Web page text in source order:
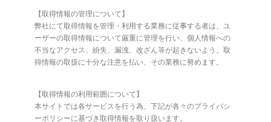
【取得情報の管理について】
弊社にて取得情報を管理・利用する業務に従事する者は、ユ
ーザーの取得情報について厳重に管理を行い、個人情報への
不当なアクセス、紛失、漏洩、改ざん等が起きないよう、取
得情報の取扱に十分な注意を払い、その業務に努めます。
【取得情報の利用範囲について】
本サイトでは各サービスを行う為、下記が各々のプライバシ
ーポリシーに基づき取得情報を取り扱います。